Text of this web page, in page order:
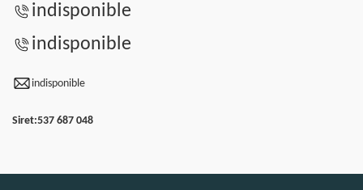
indisponible
indisponible
indisponible
Siret:537 687 048